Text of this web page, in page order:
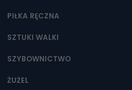
PIŁKA RĘCZNA
SZTUKI WALKI
SZYBOWNICTWO
ŻUŻEL